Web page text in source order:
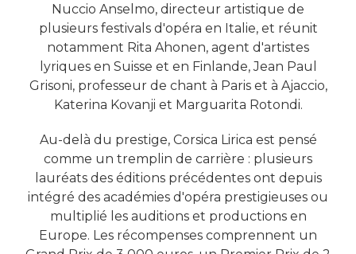
Nuccio Anselmo, directeur artistique de
plusieurs festivals d'opéra en Italie, et réunit
notamment Rita Ahonen, agent d'artistes
lyriques en Suisse et en Finlande, Jean Paul
Grisoni, professeur de chant à Paris et à Ajaccio,
Katerina Kovanji et Marguarita Rotondi.
Au-delà du prestige, Corsica Lirica est pensé
comme un tremplin de carrière : plusieurs
lauréats des éditions précédentes ont depuis
intégré des académies d'opéra prestigieuses ou
multiplié les auditions et productions en
Europe. Les récompenses comprennent un